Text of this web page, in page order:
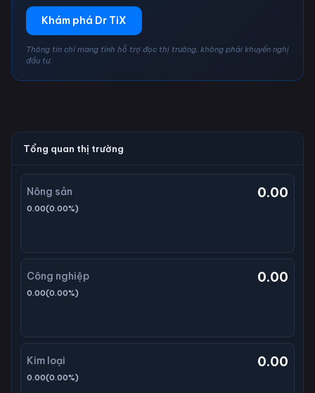
Khám phá Dr TiX
Thông tin chỉ mang tính hỗ trợ đọc thị trường, không phải khuyến nghị
đầu tư.
Tổng quan thị trường
Nông sản 0.00
0.00(0.00%)
Công nghiệp 0.00
0.00(0.00%)
Kim loại 0.00
0.00(0.00%)